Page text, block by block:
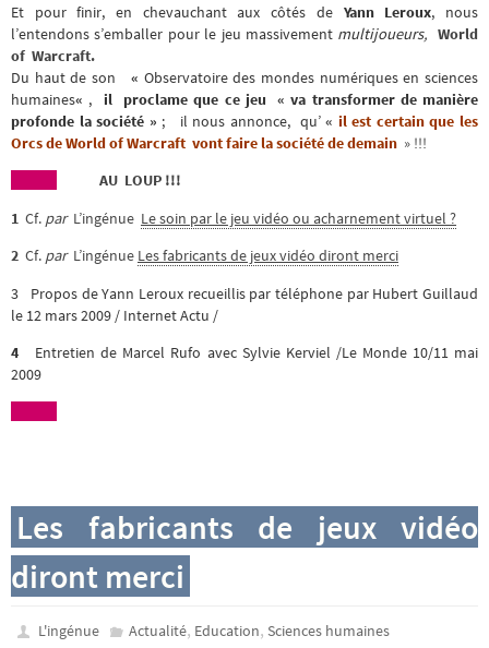
Et pour finir, en chevauchant aux côtés de Yann Leroux, nous
l’entendons s’emballer pour le jeu massivementmultijoueurs, World
of Warcraft.
Du haut de son « Observatoire des mondes numériques en sciences
humaines« , il proclame que ce jeu « va transformer de manière
profonde la société » ; il nous annonce, qu’ « il est certain que les
Orcs de World of Warcraft vont faire la société de demain » !!!
AU LOUP !!!
1 Cf. par L’ingénue Le soin par le jeu vidéo ou acharnement virtuel ?
2 Cf. par L’ingénue Les fabricants de jeux vidéo diront merci
3 Propos de Yann Leroux recueillis par téléphone par Hubert Guillaud
le 12 mars 2009 / Internet Actu /
4
Entretien de Marcel Rufo avec Sylvie Kerviel /Le Monde 10/11 mai
2009
Les fabricants de jeux vidéo
diront merci
L'ingénue Actualité, Education, Sciences humaines